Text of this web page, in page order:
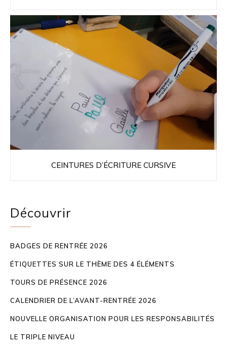
CEINTURES D’ÉCRITURE CURSIVE
Découvrir
BADGES DE RENTRÉE 2026
ÉTIQUETTES SUR LE THÈME DES 4 ÉLÉMENTS
TOURS DE PRÉSENCE 2026
CALENDRIER DE L’AVANT-RENTRÉE 2026
NOUVELLE ORGANISATION POUR LES RESPONSABILITÉS
LE TRIPLE NIVEAU